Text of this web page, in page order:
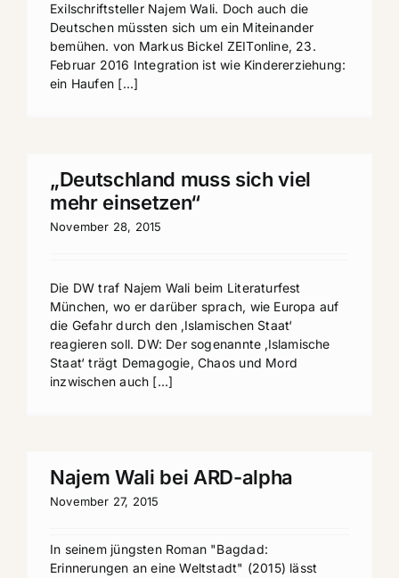
Exilschriftsteller Najem Wali. Doch auch die
Deutschen müssten sich um ein Miteinander
bemühen. von Markus Bickel ZEITonline, 23.
Februar 2016 Integration ist wie Kindererziehung:
ein Haufen [...]
„Deutschland muss sich viel
mehr einsetzen“
November 28, 2015
Die DW traf Najem Wali beim Literaturfest
München, wo er darüber sprach, wie Europa auf
die Gefahr durch den ‚Islamischen Staat‘
reagieren soll. DW: Der sogenannte ‚Islamische
Staat‘ trägt Demagogie, Chaos und Mord
inzwischen auch [...]
Najem Wali bei ARD-alpha
November 27, 2015
In seinem jüngsten Roman "Bagdad:
Erinnerungen an eine Weltstadt" (2015) lässt